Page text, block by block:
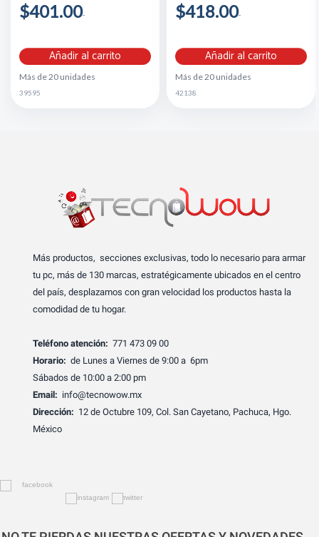
$401.00
Añadir al carrito
Más de 20 unidades
39595
$418.00
Añadir al carrito
Más de 20 unidades
42138
Más productos, secciones exclusivas, todo lo necesario para armar
tu pc, más de 130 marcas, estratégicamente ubicados en el centro
del país, desplazamos con gran velocidad los productos hasta la
comodidad de tu hogar.
Teléfono atención: 771 473 09 00
Horario: de Lunes a Viernes de 9:00 a 6pm
Sábados de 10:00 a 2:00 pm
Email: info@tecnowow.mx
Dirección: 12 de Octubre 109, Col. San Cayetano, Pachuca, Hgo.
México